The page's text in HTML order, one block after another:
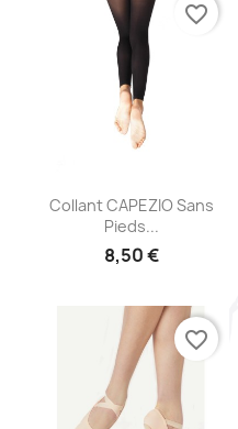
Aperçu rapide
Collant CAPEZIO Sans
Pieds...
8,50 €
favorite_border
favorite_border